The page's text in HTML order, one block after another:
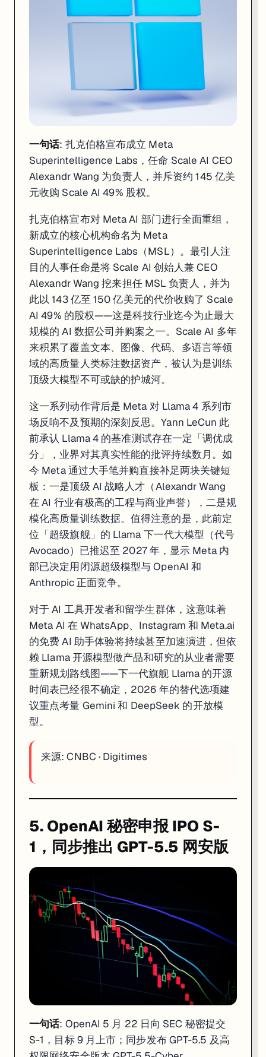
一句话: 扎克伯格宣布成立 Meta
Superintelligence Labs，任命 Scale AI CEO
Alexandr Wang 为负责人，并斥资约 145 亿美
元收购 Scale AI 49% 股权。
扎克伯格宣布对 Meta AI 部门进行全面重组，
新成立的核心机构命名为 Meta
Superintelligence Labs（MSL）。最引人注
目的人事任命是将 Scale AI 创始人兼 CEO
Alexandr Wang 挖来担任 MSL 负责人，并为
此以 143 亿至 150 亿美元的代价收购了 Scale
AI 49% 的股权——这是科技行业迄今为止最大
规模的 AI 数据公司并购案之一。Scale AI 多年
来积累了覆盖文本、图像、代码、多语言等领
域的高质量人类标注数据资产，被认为是训练
顶级大模型不可或缺的护城河。
这一系列动作背后是 Meta 对 Llama 4 系列市
场反响不及预期的深刻反思。Yann LeCun 此
前承认 Llama 4 的基准测试存在一定「调优成
分」，业界对其真实性能的批评持续数月。如
今 Meta 通过大手笔并购直接补足两块关键短
板：一是顶级 AI 战略人才（Alexandr Wang
在 AI 行业有极高的工程与商业声誉），二是规
模化高质量训练数据。值得注意的是，此前定
位「超级旗舰」的 Llama 下一代大模型（代号
Avocado）已推迟至 2027 年，显示 Meta 内
部已决定用闭源超级模型与 OpenAI 和
Anthropic 正面竞争。
对于 AI 工具开发者和留学生群体，这意味着
Meta AI 在 WhatsApp、Instagram 和 Meta.ai
的免费 AI 助手体验将持续甚至加速演进，但依
赖 Llama 开源模型做产品和研究的从业者需要
重新规划路线图——下一代旗舰 Llama 的开源
时间表已经很不确定，2026 年的替代选项建
议重点考量 Gemini 和 DeepSeek 的开放模
型。
来源:CNBC · Digitimes
5. OpenAI 秘密申报 IPO S-
1，同步推出 GPT-5.5 网安版
一句话: OpenAI 5 月 22 日向 SEC 秘密提交
S-1，目标 9 月上市；同步发布 GPT-5.5 及高